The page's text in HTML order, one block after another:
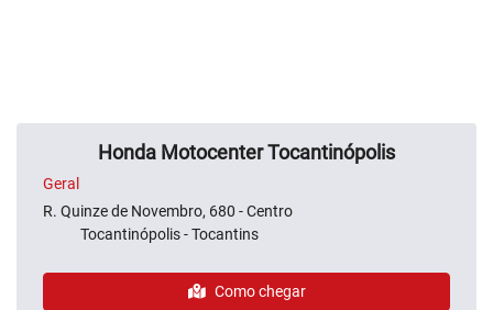
Honda Motocenter Tocantinópolis
Geral
R. Quinze de Novembro, 680 - Centro
Tocantinópolis - Tocantins
Como chegar